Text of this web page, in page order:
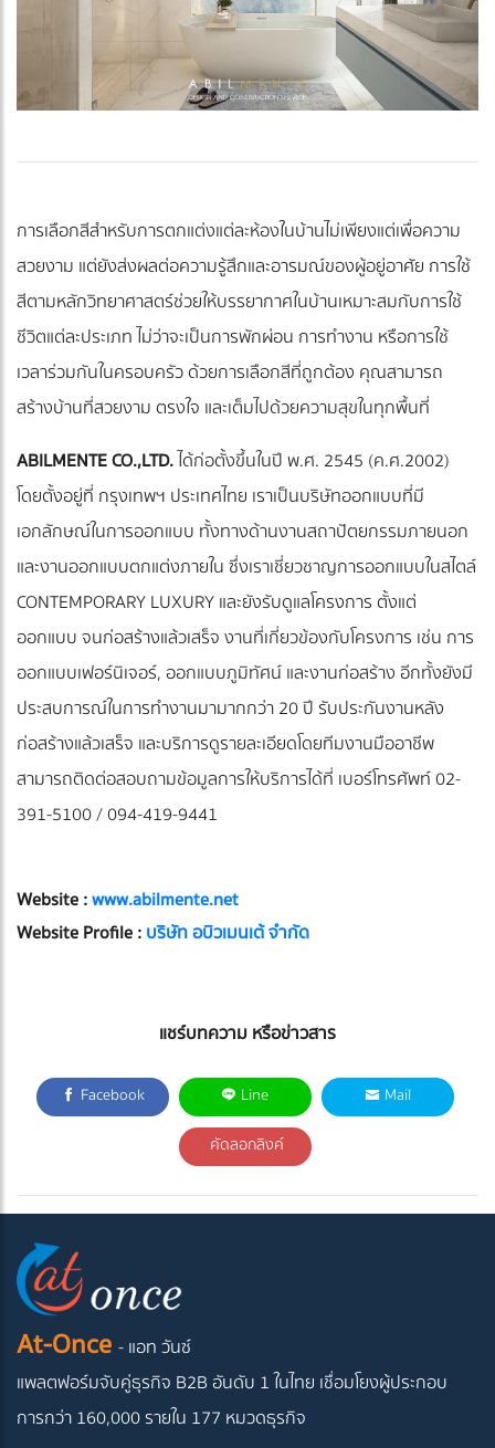
การเลือกสีสำหรับการตกแต่งแต่ละห้องในบ้านไม่เพียงแต่เพื่อความ
สวยงาม แต่ยังส่งผลต่อความรู้สึกและอารมณ์ของผู้อยู่อาศัย การใช้
สีตามหลักวิทยาศาสตร์ช่วยให้บรรยากาศในบ้านเหมาะสมกับการใช้
ชีวิตแต่ละประเภท ไม่ว่าจะเป็นการพักผ่อน การทำงาน หรือการใช้
เวลาร่วมกันในครอบครัว ด้วยการเลือกสีที่ถูกต้อง คุณสามารถ
สร้างบ้านที่สวยงาม ตรงใจ และเต็มไปด้วยความสุขในทุกพื้นที่
ABILMENTE CO.,LTD.ได้ก่อตั้งขึ้นในปี พ.ศ. 2545 (ค.ศ.2002)
โดยตั้งอยู่ที่ กรุงเทพฯ ประเทศไทย เราเป็นบริษัทออกแบบที่มี
เอกลักษณ์ในการออกแบบ ทั้งทางด้านงานสถาปัตยกรรมภายนอก
และงานออกแบบตกแต่งภายใน ซึ่งเราเชี่ยวชาญการออกแบบในสไตล์
CONTEMPORARY LUXURY และยังรับดูแลโครงการ ตั้งแต่
ออกแบบ จนก่อสร้างแล้วเสร็จ งานที่เกี่ยวข้องกับโครงการ เช่น การ
ออกแบบเฟอร์นิเจอร์, ออกแบบภูมิทัศน์ และงานก่อสร้าง อีกทั้งยังมี
ประสบการณ์ในการทำงานมามากกว่า 20 ปี รับประกันงานหลัง
ก่อสร้างแล้วเสร็จ และบริการดูรายละเอียดโดยทีมงานมืออาชีพ
สามารถติดต่อสอบถามข้อมูลการให้บริการได้ที่ เบอร์โทรศัพท์ 02-
391-5100 /094-419-9441
Website :www.abilmente.net
Website Profile :บริษัท อบิวเมนเต้ จำกัด
แชร์บทความ หรือข่าวสาร
Facebook Line Mail
คัดลอกลิงค์
At-Once - แอท วันซ์
แพลตฟอร์มจับคู่ธุรกิจ B2B อันดับ 1 ในไทย เชื่อมโยงผู้ประกอบ
การกว่า 160,000 รายใน 177 หมวดธุรกิจ